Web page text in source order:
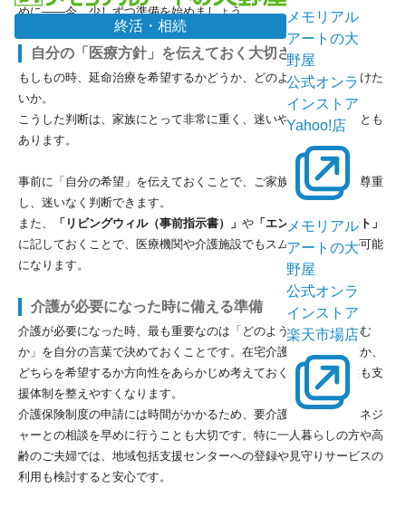
終活・相続
メモリアル
アートの大
野屋
公式オンラ
インストア
Yahoo!店
メモリアル
アートの大
野屋
公式オンラ
インストア
楽天市場店
めに――今、少しずつ準備を始めましょう。
自分の「医療方針」を伝えておく大切さ
もしもの時、延命治療を希望するかどうか、どのような医療を受けた
いか。
こうした判断は、家族にとって非常に重く、迷いや後悔を生むことも
あります。
事前に「自分の希望」を伝えておくことで、ご家族はその意思を尊重
し、迷いなく判断できます。
また、
「リビングウィル（事前指示書）」 や 「エンディングノート」
に記しておくことで、医療機関や介護施設でもスムーズに対応が可能
になります。
介護が必要になった時に備える準備
介護が必要になった時、最も重要なのは「どのような暮らしを望む
か」を自分の言葉で決めておくことです。在宅介護か施設の介護か、
どちらを希望するか方向性をあらかじめ考えておくことで、家族も支
援体制を整えやすくなります。
介護保険制度の申請には時間がかかるため、要介護認定やケアマネジ
ャーとの相談を早めに行うことも大切です。特に一人暮らしの方や高
齢のご夫婦では、地域包括支援センターへの登録や見守りサービスの
利用も検討すると安心です。